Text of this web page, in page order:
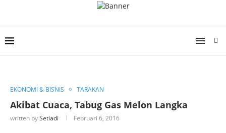
EKONOMI & BISNIS TARAKAN
Akibat Cuaca, Tabug Gas Melon Langka
written bySetiadi Februari 6, 2016